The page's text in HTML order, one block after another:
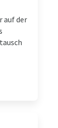
auf der